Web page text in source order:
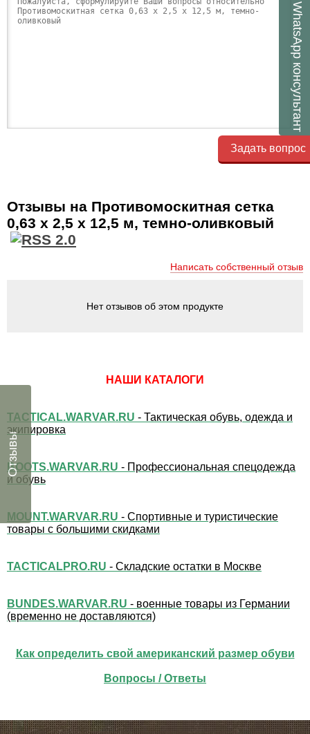
Задать вопрос
Отзывы на Противомоскитная сетка
0,63 x 2,5 x 12,5 м, темно-оливковый
Написать собственный отзыв
Нет отзывов об этом продукте
НАШИ КАТАЛОГИ
TACTICAL.WARVAR.RU - Тактическая обувь, одежда и
экипировка
BOOTS.WARVAR.RU - Профессиональная спецодежда
и обувь
MOUNT.WARVAR.RU - Спортивные и туристические
товары с большими скидками
TACTICALPRO.RU - Складские остатки в Москве
BUNDES.WARVAR.RU - военные товары из Германии
(временно не доставляются)
Как определить свой американский размер обуви
Вопросы / Ответы
WhatsApp
консультант
Отзывы